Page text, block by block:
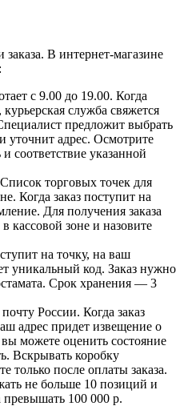
В интернет-магазине
с 9.00 до 19.00. Когда
служба свяжется
предложит выбрать
уточнит адрес. Осмотрите
соответствие указанной
торговых точек для
Когда заказ поступит на
Для получения заказа
кассовой зоне и назовите
на точку, на ваш
уникальный код. Заказ нужно
Срок хранения — 3
России. Когда заказ
адрес придет извещение о
можете оценить состояние
Вскрывать коробку
только после оплаты заказа.
не больше 10 позиций и
превышать 100 000 р.